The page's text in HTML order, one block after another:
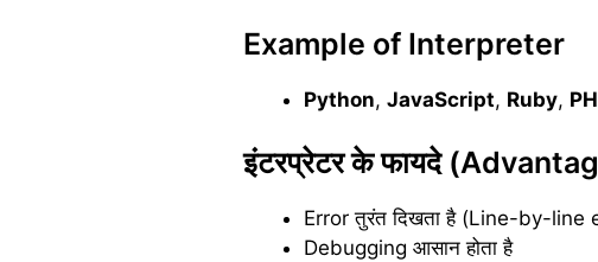
Example of Interpreter
Python, JavaScript, Ruby,
इंटरप्रेटर के फायदे
Error तुरंत दिखता है (Line-by-line
Debugging आसान होता है